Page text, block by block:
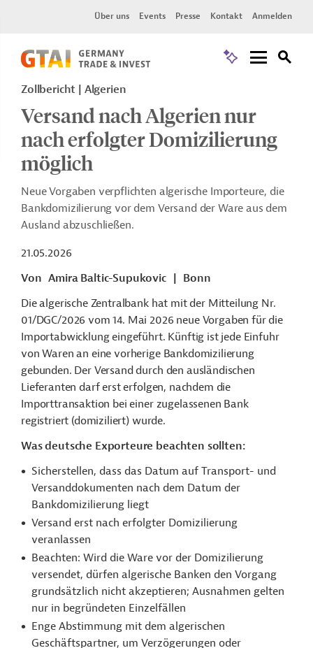
Über uns Events Presse Kontakt Anmelden
Zollbericht Algerien
Versand nach Algerien nur
nach erfolgter Domizilierung
möglich
Neue Vorgaben verpflichten algerische Importeure, die
Bankdomizilierung vor dem Versand der Ware aus dem
Ausland abzuschließen.
21.05.2026
Von Amira Baltic-Supukovic
Bonn
Die algerische Zentralbank hat mit der Mitteilung Nr.
01/DGC/2026vom 14. Mai 2026 neue Vorgaben für die
Importabwicklung eingeführt. Künftig ist jede Einfuhr
von Waren an eine vorherige Bankdomizilierung
gebunden. Der Versand durch den ausländischen
Lieferanten darf erst erfolgen, nachdem die
Importtransaktion bei einer zugelassenen Bank
registriert (domiziliert) wurde.
Was deutsche Exporteure beachten sollten:
Sicherstellen, dass das Datum auf Transport- und
Versanddokumenten nach dem Datum der
Bankdomizilierung liegt
Versand erst nach erfolgter Domizilierung
veranlassen
Beachten: Wird die Ware vor der Domizilierung
versendet, dürfen algerische Banken den Vorgang
grundsätzlich nicht akzeptieren; Ausnahmen gelten
nur in begründeten Einzelfällen
Enge Abstimmung mit dem algerischen
Geschäftspartner, um Verzögerungen oder